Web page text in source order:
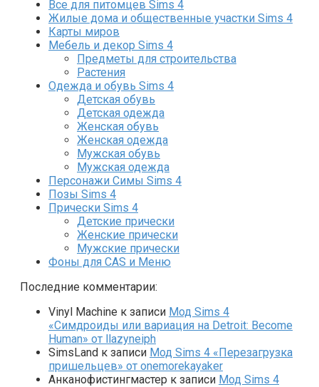
Все для питомцев Sims 4
Жилые дома и общественные участки Sims 4
Карты миров
Мебель и декор Sims 4
Предметы для строительства
Растения
Одежда и обувь Sims 4
Детская обувь
Детская одежда
Женская обувь
Женская одежда
Мужская обувь
Мужская одежда
Персонажи Симы Sims 4
Позы Sims 4
Прически Sims 4
Детские прически
Женские прически
Мужские прически
Фоны для CAS и Меню
Последние комментарии:
Vinyl Machine к записи Мод Sims 4
«Симдроиды или вариация на Detroit: Become
Human» от llazyneiph
SimsLand к записи Мод Sims 4 «Перезагрузка
пришельцев» от onemorekayaker
Анканофистингмастер к записи Мод Sims 4